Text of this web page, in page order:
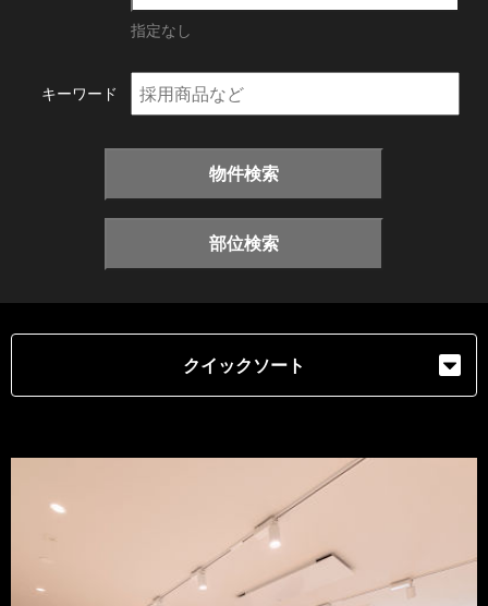
指定なし
キーワード
物件検索
部位検索
クイックソート